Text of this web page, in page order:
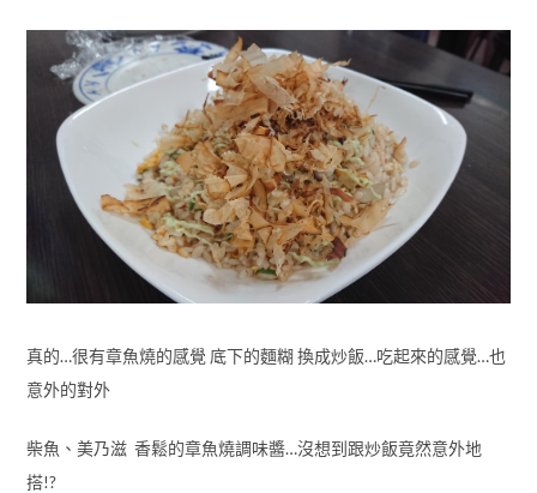
真的…很有章魚燒的感覺 底下的麵糊 換成炒飯…吃起來的感覺…也
意外的對外
柴魚、美乃滋 香鬆的章魚燒調味醬…沒想到跟炒飯竟然意外地
搭!?